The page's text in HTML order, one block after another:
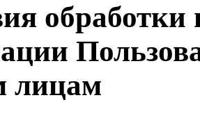
обработки
лицам